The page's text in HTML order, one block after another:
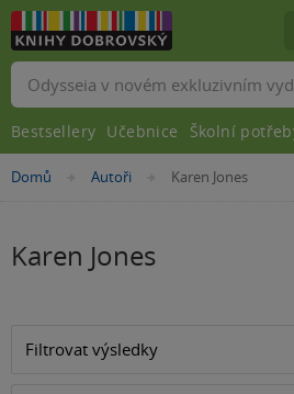
Nacházíte
Domů »Autoři »
Karen Jones
Karen Jones
Filtrovat výsledky
Vyhledávání
Bestsellery Učebnice Školní